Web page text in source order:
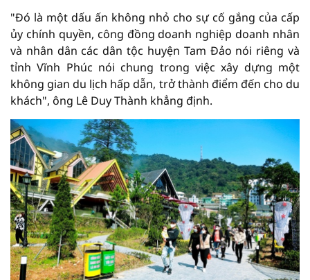
"Đó là một dấu ấn không nhỏ cho sự cố gắng của cấp
ủy chính quyền, công đồng doanh nghiệp doanh nhân
và nhân dân các dân tộc huyện Tam Đảo nói riêng và
tỉnh Vĩnh Phúc nói chung trong việc xây dựng một
không gian du lịch hấp dẫn, trở thành điểm đến cho du
khách", ông Lê Duy Thành khẳng định.